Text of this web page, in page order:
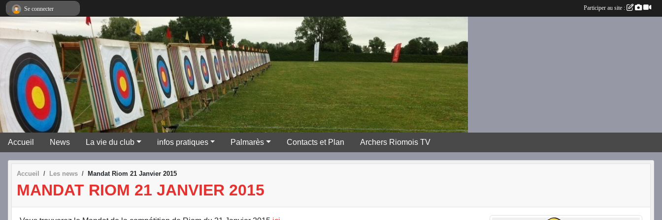
Accueil News La vie du club infos pratiques Palmarès Contacts et Plan Archers Riomois TV
Accueil Les news Mandat Riom 21 Janvier 2015
MANDAT RIOM 21 JANVIER 2015
Se connecter Participer au site :
Panneau de gestion des cookies